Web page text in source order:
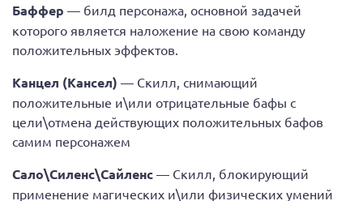
Баффер — билд персонажа, основной задачей
которого является наложение на свою команду
положительных эффектов.
Канцел (Кансел) — Скилл, снимающий
положительные и\или отрицательные бафы с
цели\отмена действующих положительных бафов
самим персонажем
Сало\Силенс\Сайленс — Скилл, блокирующий
применение магических и\или физических умений